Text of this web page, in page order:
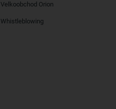
Velkoobchod Orion
Whistleblowing